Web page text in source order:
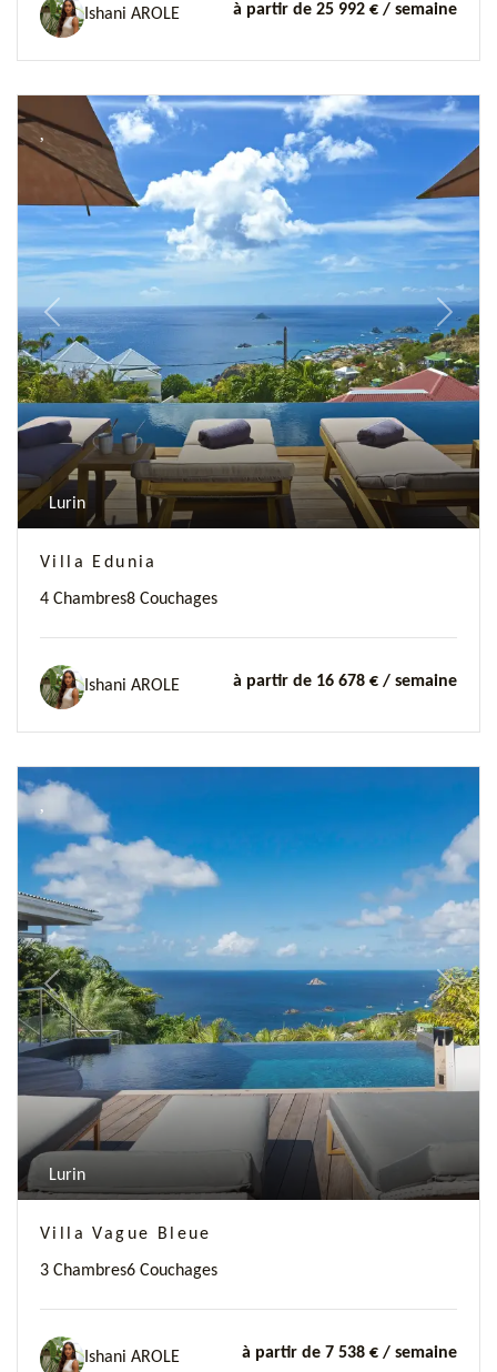
Ishani AROLE à partir de 25 992 € / semaine
Previous Next
Lurin
Villa Edunia
4 Chambres8 Couchages
Ishani AROLE à partir de 16 678 € / semaine
Previous Next
Lurin
Villa Vague Bleue
3 Chambres6 Couchages
Ishani AROLE à partir de 7 538 € / semaine